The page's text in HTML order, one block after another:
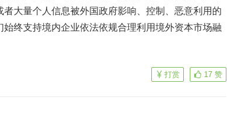
大量个人信息被外国政府影响、控制、恶意利用的
终支持境内企业依法依规合理利用境外资本市场融
17 赞
打赏